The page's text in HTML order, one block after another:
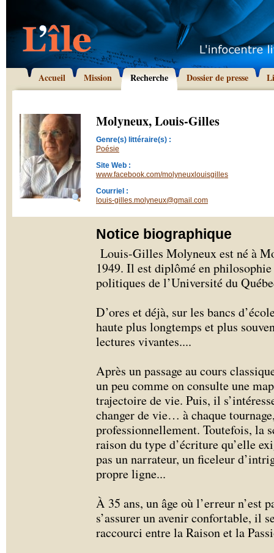
Accueil Mission Recherche Dossier de presse
Molyneux, Louis-Gilles
Genre(s) littéraire(s) :
Poésie
Site Web :
www.facebook.com/molyneuxlouisgilles
Courriel :
louis-gilles.molyneux@gmail.com
Notice biographique
Louis-Gilles Molyneux est né à
1949. Il est diplômé en
politiques de l’Université du
D’ores et déjà, sur les bancs
haute plus longtemps et plus
lectures vivantes....
Après un passage au cours
un peu comme on consulte une
trajectoire de vie. Puis, il
changer de vie… à chaque
professionnellement. Toutefois, la
raison du type d’écriture qu’elle
pas un narrateur, un ficeleur
propre ligne...
À 35 ans, un âge où l’erreur n’est
s’assurer un avenir confortable, il
raccourci entre la Raison et la